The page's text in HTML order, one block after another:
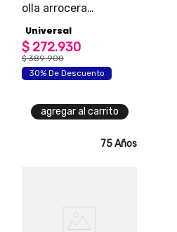
olla arrocera
Universal
$ 272.930
$ 389.900
30% De Descuento
agregar al carrito
75 Años